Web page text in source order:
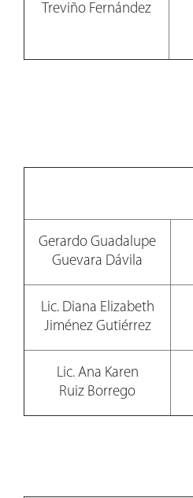
Treviño Fernández
Gerardo Guadalupe
Guevara Dávila
Lic. Diana Elizabeth
Jiménez Gutiérrez
Lic. Ana Karen
Ruiz Borrego